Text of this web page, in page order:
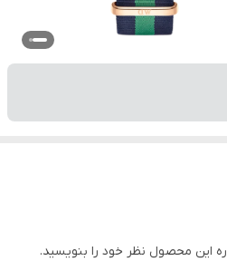
این محصول نظر خود را بنویسید.